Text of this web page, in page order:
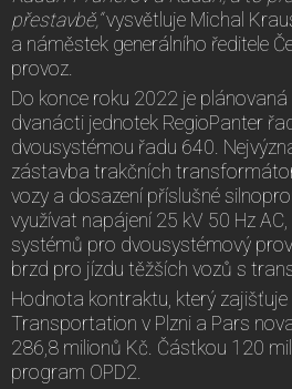
přestavbě,“vysvětluje Michal
a náměstek generálního ředitele
provoz.
Do konce roku 2022 je
dvanácti jednotek RegioPanter
dvousystémou řadu 640.
zástavba trakčních
vozy a dosazení příslušné
využívat napájení 25 kV 50 Hz
systémů pro dvousystémový
brzd pro jízdu těžších vozů s
Hodnota kontraktu, který
Transportation v Plzni a Pars
286,8 milionů Kč. Částkou 120
program OPD2.